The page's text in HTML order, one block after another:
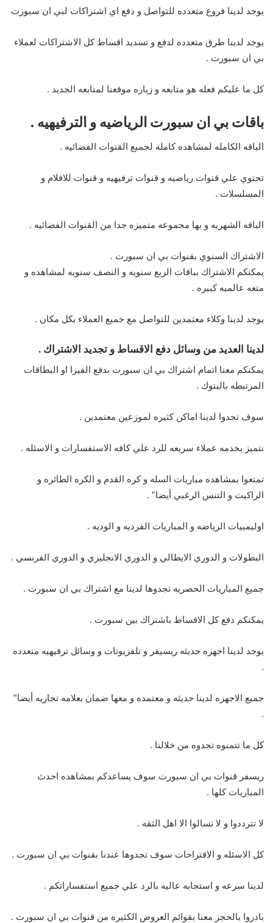
يوجد لدينا فروع متعدده للتواصل و دفع اي اشتراكات لبي ان سبورت
يوجد لدينا طرق متعدده لدفع و تسديد اقساط كل الاشتراكات لعملاء
بي ان سبورت .
كل ما عليكم فعله هو متابعه و زياره موقعنا لمتابعه الجديد .
باقات بي ان سبورت الرياضيه و الترفيهيه .
الباقه الكامله لمشاهده كامله لجميع القنوات الفضائيه .
تحتوي علي قنوات رياضيه و قنوات ترفيهيه و قنوات للافلام و
المسلسلات .
الباقه الشهريه و بها مجموعه متميزه جدا من القنوات الفضائيه .
الاشتراك السنوي بقنوات بي ان سبورت .
يمكنكم الاشتراك بباقات الربع سنويه و النصف سنويه لمشاهده و
متعه عالميه كبيره .
يوجد لدينا وكلاء معتمدين للتواصل مع جميع العملاء بكل مكان .
لدينا العديد من وسائل دفع الاقساط و تجديد الاشتراك .
يمكنكم معنا اتمام اشتراك بي ان سبورت بدفع الفيزا او البطاقات
المرتبطه بالبنوك .
سوف تجدوا لدينا اماكن كثيره لموزعين معتمدين .
نتميز بخدمه عملاء سريعه للرد علي كافه الاستفسارات و الاسئله .
تمتعوا بمشاهده مباريات السله و كره القدم و الكره الطائره و
الراكيت و التنس الرغبي أيضا” .
اوليمبيات الرياضه و المباريات الفرديه و الوديه .
البطولات و الدوري الايطالي و الدوري الانجليزي و الدوري الفرنسي .
جميع المباريات الحصريه تجدوها لدينا مع اشتراك بي ان سبورت .
يمكنكم دفع كل الاقساط باشتراك بين سبورت .
يوجد لدينا اجهزه حديثه ريسيفر و تلفزيونات و وسائل ترفيهيه متعدده
.
جميع الاجهزه لدينا حديثه و معتمده و معها ضمان بعلامه تجاريه أيضا”
.
كل ما تتمنوه تجدوه من خلالنا .
ريسفر قنوات بي ان سبورت سوف يساعدكم بمشاهده احدث
المباريات كلها .
لا تترددوا و لا تسالوا الا اهل الثقه .
كل الاسئله و الاقتراحات سوف تجدوها عندنا بقنوات بي ان سبورت .
لدينا سرعه و استجابه عاليه بالرد علي جميع استفساراتكم .
بادروا بالحجز معنا بقوائم العروض الكثيره من قنوات بي ان سبورت .